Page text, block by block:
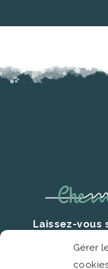
Gérer
Laissez-vous